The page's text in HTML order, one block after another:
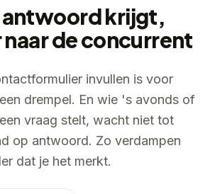
antwoord krijgt,
de concurrent
invullen is voor
drempel. En wie 's avonds of
vraag stelt, wacht niet tot
op antwoord. Zo verdampen
dat je het merkt.